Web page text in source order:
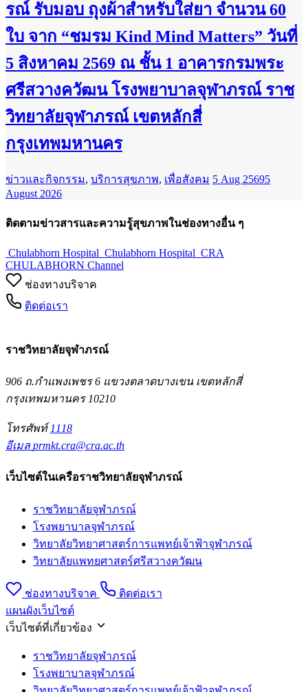
รณ์ รับมอบ ถุงผ้าสำหรับใส่ยา จำนวน 60
ใบ จาก “ชมรม Kind Mind Matters” วันที่
5 สิงหาคม 2569 ณ ชั้น 1 อาคารกรมพระ
ศรีสวางควัฒน โรงพยาบาลจุฬาภรณ์ ราช
วิทยาลัยจุฬาภรณ์ เขตหลักสี่
กรุงเทพมหานคร
ข่าวและกิจกรรม, บริการสุขภาพ, เพื่อสังคม 5 Aug 25695
August 2026
ติดตามข่าวสารและความรู้สุขภาพในช่องทางอื่น ๆ
Chulabhorn Hospital Chulabhorn Hospital CRA
CHULABHORN Channel
ช่องทางบริจาค
ติดต่อเรา
ราชวิทยาลัยจุฬาภรณ์
906 ถ.กำแพงเพชร 6 แขวงตลาดบางเขน เขตหลักสี่
กรุงเทพมหานคร 10210
โทรศัพท์ 1118
อีเมล prmkt.cra@cra.ac.th
เว็บไซต์ในเครือราชวิทยาลัยจุฬาภรณ์
ราชวิทยาลัยจุฬาภรณ์
โรงพยาบาลจุฬาภรณ์
วิทยาลัยวิทยาศาสตร์การแพทย์เจ้าฟ้าจุฬาภรณ์
วิทยาลัยแพทยศาสตร์ศรีสวางควัฒน
ช่องทางบริจาค
ติดต่อเรา
แผนผังเว็บไซต์
เว็บไซต์ที่เกี่ยวข้อง
ราชวิทยาลัยจุฬาภรณ์
โรงพยาบาลจุฬาภรณ์